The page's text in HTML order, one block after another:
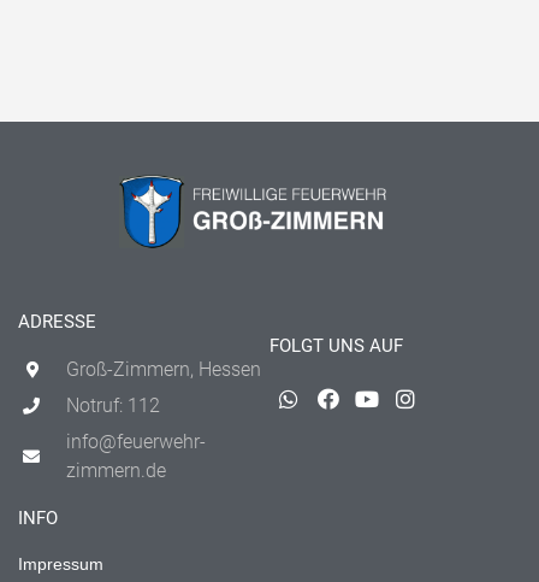
ADRESSE
Groß-Zimmern, Hessen
Notruf: 112
info@feuerwehr-
zimmern.de
FOLGT UNS AUF
INFO
Impressum